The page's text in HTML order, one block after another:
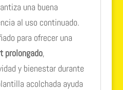
una buena
al uso continuado.
para ofrecer una
prolongado,
y bienestar durante
acolchada ayuda